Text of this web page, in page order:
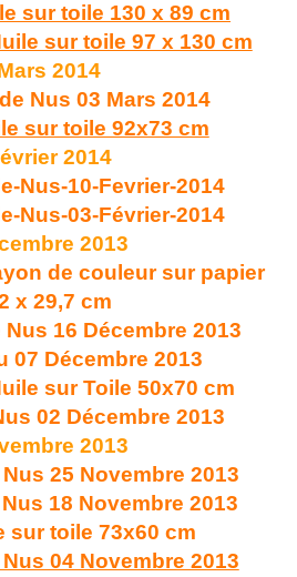
sur toile 130 x 89 cm
sur toile 97 x 130 cm
2014
Nus 03 Mars 2014
sur toile 92x73 cm
2014
Nus-10-Fevrier-2014
Nus-03-Février-2014
2013
de couleur sur papier
x 29,7 cm
16 Décembre 2013
07 Décembre 2013
sur Toile 50x70 cm
02 Décembre 2013
2013
25 Novembre 2013
18 Novembre 2013
sur toile 73x60 cm
04 Novembre 2013